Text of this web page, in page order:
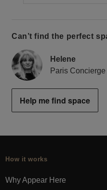
Can’t find the perfect
Helene
Paris Concierge
Help me find space
How it works
Why Appear Here